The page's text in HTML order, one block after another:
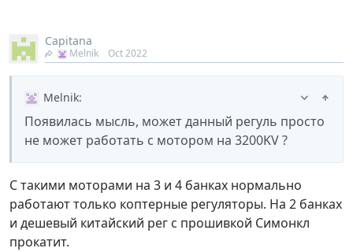
Capitana
Melnik Oct 2022
Melnik:
Появилась мысль, может данный регуль просто
не может работать с мотором на 3200KV ?
С такими моторами на 3 и 4 банках нормально
работают только коптерные регуляторы. На 2 банках
и дешевый китайский рег с прошивкой Симонкл
прокатит.